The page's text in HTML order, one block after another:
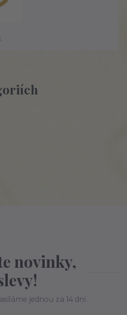
novinky,
jednou za 14 dní.